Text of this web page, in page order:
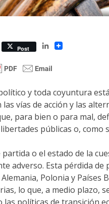
Post LinkedIn
y toda coyuntura
vías de acción y las
para bien o para mal,
públicas o,
partida o el estado de la
adverso. Esta pérdida de
Polonia y
lo que, a medio plazo,
las políticas de transición